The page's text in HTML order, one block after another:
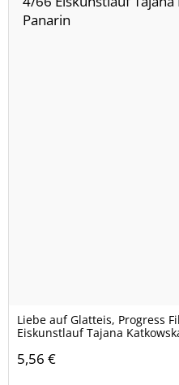
Liebe auf Glatteis, Progress
Eiskunstlauf Tajana
5,56 €